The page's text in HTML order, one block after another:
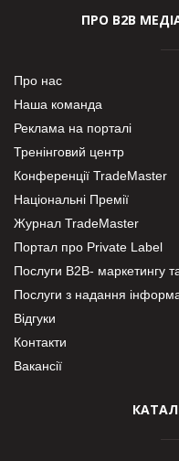
ПРО В2В
Про нас
Наша команда
Реклама на порталі
Тренінговий центр
Конференції TradeMaster
Національні Премії
Журнал TradeMaster
Портал про Private Label
Послуги В2В- маркетингу
Послуги з надання
Відгуки
Контакти
Вакансії